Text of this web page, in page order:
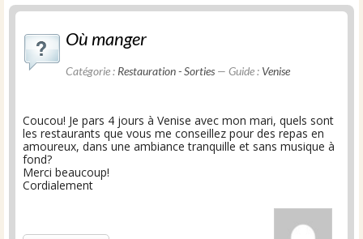
Où manger
Catégorie : Restauration - Sorties — Guide : Venise
Coucou! Je pars 4 jours à Venise avec mon mari, quels sont
les restaurants que vous me conseillez pour des repas en
amoureux, dans une ambiance tranquille et sans musique à
fond?
Merci beaucoup!
Cordialement